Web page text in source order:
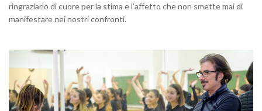
ringraziarlo di cuore per la stima e l’affetto che non smette mai di
manifestare nei nostri confronti.